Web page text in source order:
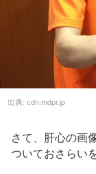
出典: cdn.mdpr.jp
さて、肝心の画
ついておさらい